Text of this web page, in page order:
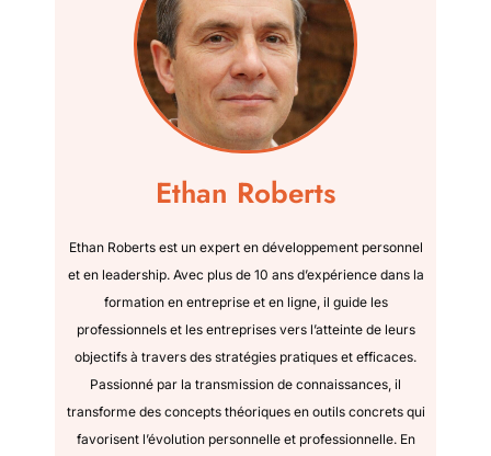
Ethan Roberts
Ethan Roberts est un expert en développement personnel
et en leadership. Avec plus de 10 ans d’expérience dans la
formation en entreprise et en ligne, il guide les
professionnels et les entreprises vers l’atteinte de leurs
objectifs à travers des stratégies pratiques et efficaces.
Passionné par la transmission de connaissances, il
transforme des concepts théoriques en outils concrets qui
favorisent l’évolution personnelle et professionnelle. En